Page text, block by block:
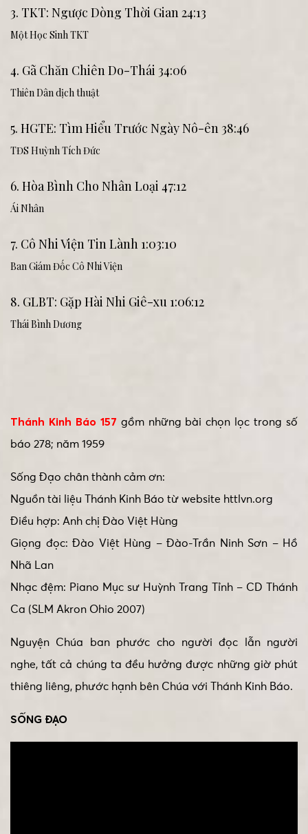
3. TKT: Ngược Dòng Thời Gian 24:13
Một Học Sinh TKT
4. Gã Chăn Chiên Do-Thái 34:06
Thiên Dân dịch thuật
5. HGTE: Tìm Hiểu Trước Ngày Nô-ên 38:46
TĐS Huỳnh Tích Đức
6. Hòa Bình Cho Nhân Loại 47:12
Ái Nhân
7. Cô Nhi Viện Tin Lành 1:03:10
Ban Giám Đốc Cô Nhi Viện
8. GLBT: Gặp Hài Nhi Giê-xu 1:06:12
Thái Bình Dương
Thánh Kinh Báo 157 gồm những bài chọn lọc trong số
báo 278; năm 1959
Sống Đạo chân thành cảm ơn:
Nguồn tài liệu Thánh Kinh Báo từ website httlvn.org
Điều hợp: Anh chị Đào Việt Hùng
Giọng đọc: Đào Việt Hùng – Đào-Trần Ninh Sơn – Hồ
Nhã Lan
Nhạc đệm: Piano Mục sư Huỳnh Trang Tỉnh – CD Thánh
Ca (SLM Akron Ohio 2007)
Nguyện Chúa ban phước cho người đọc lẫn người
nghe, tất cả chúng ta đều hưởng được những giờ phút
thiêng liêng, phước hạnh bên Chúa với Thánh Kinh Báo.
SỐNG ĐẠO